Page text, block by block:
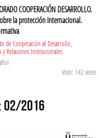
COOPERACIÓN DESARROLLO.
la protección internacional.
de Cooperación al Desarrollo,
Relaciones Institucionales
Visto: 142 veces
02/2016